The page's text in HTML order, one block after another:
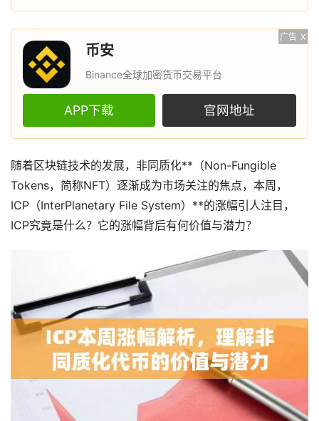
广告 X
币安
Binance全球加密货币交易平台
APP下载 官网地址
随着区块链技术的发展，非同质化**（Non-Fungible
Tokens，简称NFT）逐渐成为市场关注的焦点，本周，
ICP（InterPlanetary File System）**的涨幅引人注目，
ICP究竟是什么？它的涨幅背后有何价值与潜力？